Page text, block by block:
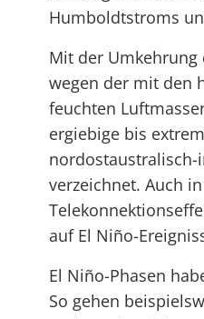
Humboldtstroms
Mit der
wegen der mit den
feuchten
ergiebige bis
nordostaustralisch-
verzeichnet. Auch
auf El Niño-
El Niño-Phasen
So gehen